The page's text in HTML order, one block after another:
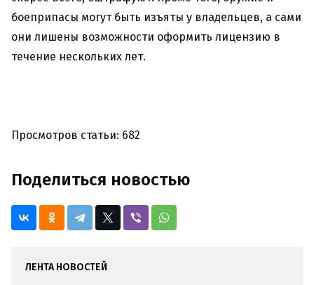
боеприпасы могут быть изъяты у владельцев, а сами
они лишены возможности оформить лицензию в
течение нескольких лет.
Просмотров статьи: 682
Поделиться новостью
ЛЕНТА НОВОСТЕЙ